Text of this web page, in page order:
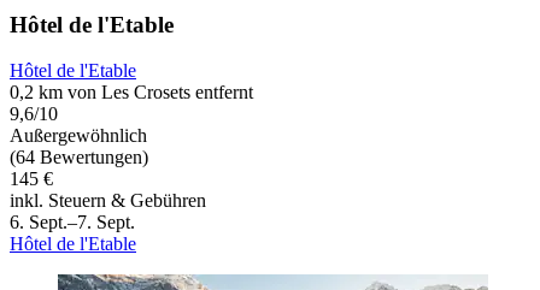
Hôtel de l'Etable
Hôtel de l'Etable
0,2 km von Les Crosets entfernt
9,6/10
Außergewöhnlich
(64 Bewertungen)
145 €
inkl. Steuern & Gebühren
6. Sept.–7. Sept.
Hôtel de l'Etable